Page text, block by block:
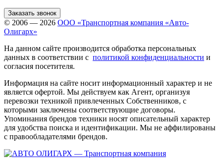
Заказать звонок
© 2006 — 2026 ООО «Транспортная компания «Авто-
Олигарх»
На данном сайте производится обработка персональных
данных в соответствии с политикой конфиденциальности и
согласия посетителя.
Информация на сайте носит информационный характер и не
является офертой. Мы действуем как Агент, организуя
перевозки техникой привлеченных Собственников, с
которыми заключены соответствующие договоры.
Упоминания брендов техники носят описательный характер
для удобства поиска и идентификации. Мы не аффилированы
с правообладателями брендов.